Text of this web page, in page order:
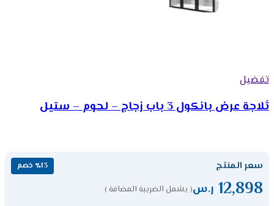
تفضيل
ثلاجة عرض بانكول 3 باب زجاج – لحوم – ستيل
سعر المنتج ٪13 خصم
12,898 ر.س( يشمل الضريبة المضافة )